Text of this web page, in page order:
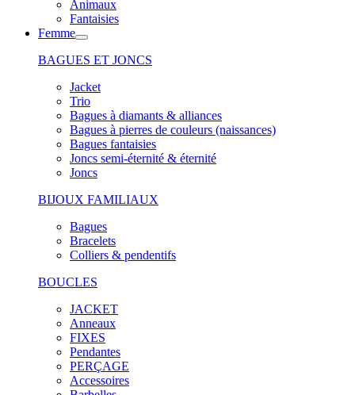
Animaux
Fantaisies
Femme
BAGUES ET JONCS
Jacket
Trio
Bagues à diamants & alliances
Bagues à pierres de couleurs (naissances)
Bagues fantaisies
Joncs semi-éternité & éternité
Joncs
BIJOUX FAMILIAUX
Bagues
Bracelets
Colliers & pendentifs
BOUCLES
JACKET
Anneaux
FIXES
Pendantes
PERÇAGE
Accessoires